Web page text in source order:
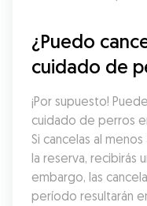
¿Puedo
cuidado de
¡Por supuesto!
cuidado de perros
Si cancelas al
la reserva, recibirás
embargo, las
período resultarán